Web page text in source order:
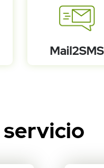
Mail2SMS
servicio